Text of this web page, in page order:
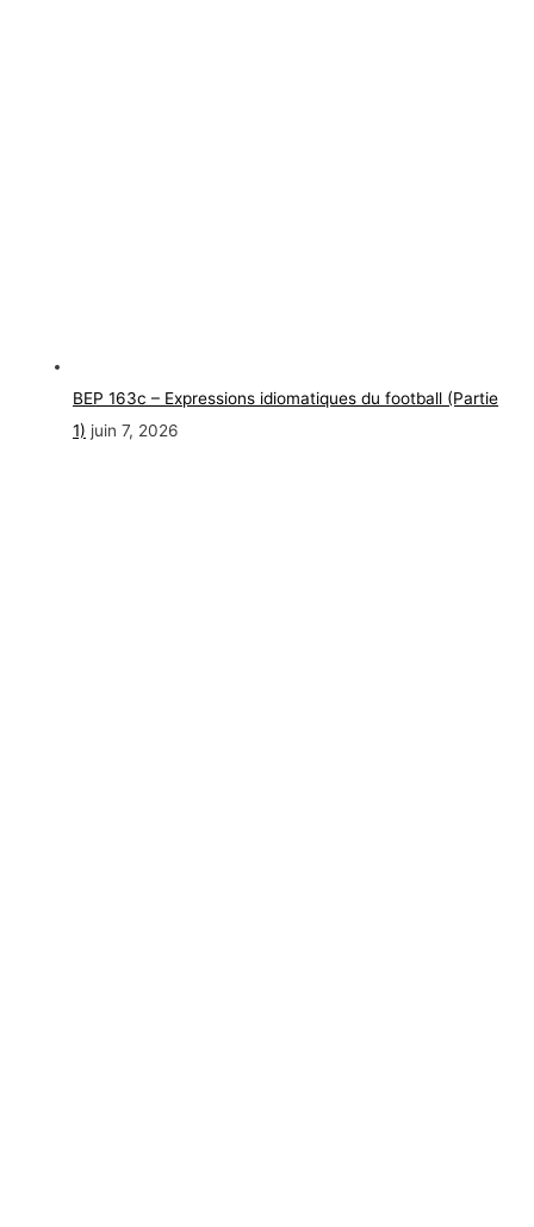
BEP 163c – Expressions idiomatiques du football (Partie
1) juin 7, 2026